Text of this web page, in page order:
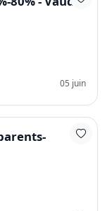
05 juin